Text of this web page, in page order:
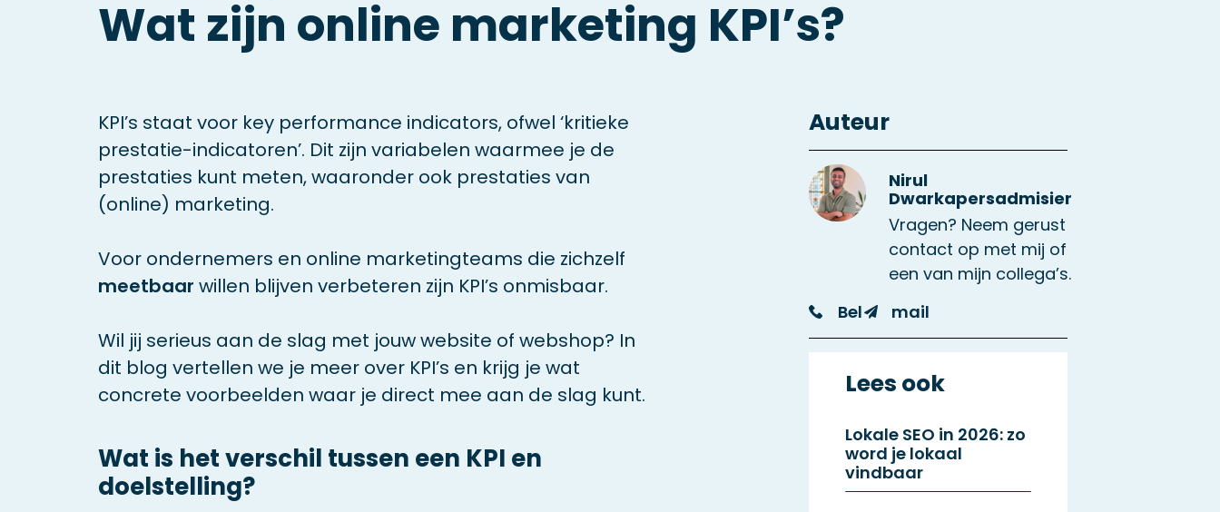
Wat zijn online marketing KPI’s?
KPI’s staat voor key performance indicators, ofwel ‘kritieke
prestatie-indicatoren’. Dit zijn variabelen waarmee je de
prestaties kunt meten, waaronder ook prestaties van
(online) marketing.
Voor ondernemers en online marketingteams die zichzelf
meetbaar willen blijven verbeteren zijn KPI’s onmisbaar.
Wil jij serieus aan de slag met jouw website of webshop? In
dit blog vertellen we je meer over KPI’s en krijg je wat
concrete voorbeelden waar je direct mee aan de slag kunt.
Wat is het verschil tussen een KPI en
doelstelling?
Auteur
Nirul
Dwarkapersadmisier
Vragen? Neem gerust
contact op met mij of
een van mijn collega’s.
Bel
mail
Lees ook
Lokale SEO in 2026: zo
word je lokaal
vindbaar